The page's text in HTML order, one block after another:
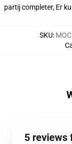
partij completer, Er
SKU:
5 reviews